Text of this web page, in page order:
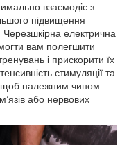
взаємодіє з
підвищення
електрична
вам полегшити
і прискорити їх
стимуляції та
щоб належним чином
або нервових